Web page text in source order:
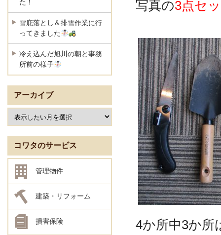
写真の3点セ
4か所中3か所
た！
雪庇落とし＆排雪作業に行
ってきました
冷え込んだ旭川の朝と事務
所前の様子
アーカイブ
コワタのサービス
管理物件
建築・リフォーム
損害保険